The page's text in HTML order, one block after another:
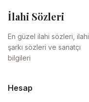
İlahi Sözleri
En güzel ilahi sözleri, ilahi
şarkı sözleri ve sanatçı
bilgileri
Hesap